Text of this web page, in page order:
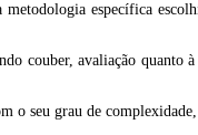
específica
couber, avaliação quanto
seu grau de